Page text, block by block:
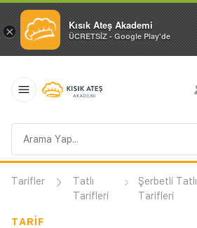
× Kısık Ateş Akademi
ÜCRETSİZ - Google Play'de
sorgusu
Tarifler
Tatlı
Tarifleri
Şerbetli Tatlı
Tarifleri
TARIF